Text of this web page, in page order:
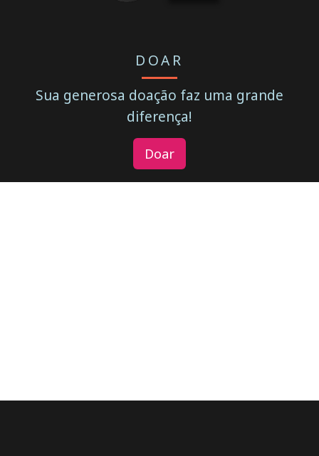
DOAR
Sua generosa doação faz uma grande
diferença!
Doar